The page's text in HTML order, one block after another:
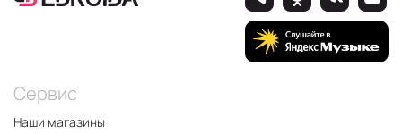
Сервис
Наши магазины